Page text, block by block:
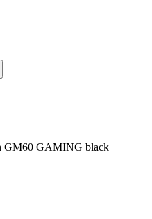
GM60 GAMING black